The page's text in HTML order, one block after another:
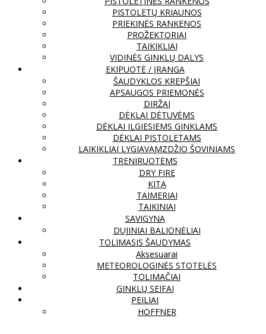
PISTOLETŲ KRIAUNOS
PRIEKINĖS RANKENOS
PROŽEKTORIAI
TAIKIKLIAI
VIDINĖS GINKLŲ DALYS
EKIPUOTĖ / ĮRANGA
ŠAUDYKLOS KREPŠIAI
APSAUGOS PRIEMONĖS
DIRŽAI
DĖKLAI DĖTUVĖMS
DĖKLAI ILGIESIEMS GINKLAMS
DĖKLAI PISTOLETAMS
LAIKIKLIAI LYGIAVAMZDŽIO ŠOVINIAMS
TRENIRUOTĖMS
DRY FIRE
KITA
TAIMERIAI
TAIKINIAI
SAVIGYNA
DUJINIAI BALIONĖLIAI
TOLIMASIS ŠAUDYMAS
Aksesuarai
METEOROLOGINĖS STOTELĖS
TOLIMAČIAI
GINKLŲ SEIFAI
PEILIAI
HOFFNER